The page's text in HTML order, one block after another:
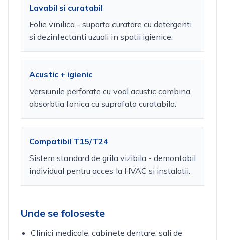
Lavabil si curatabil
Folie vinilica - suporta curatare cu detergenti
si dezinfectanti uzuali in spatii igienice.
Acustic + igienic
Versiunile perforate cu voal acustic combina
absorbtia fonica cu suprafata curatabila.
Compatibil T15/T24
Sistem standard de grila vizibila - demontabil
individual pentru acces la HVAC si instalatii.
Unde se foloseste
Clinici medicale, cabinete dentare, sali de